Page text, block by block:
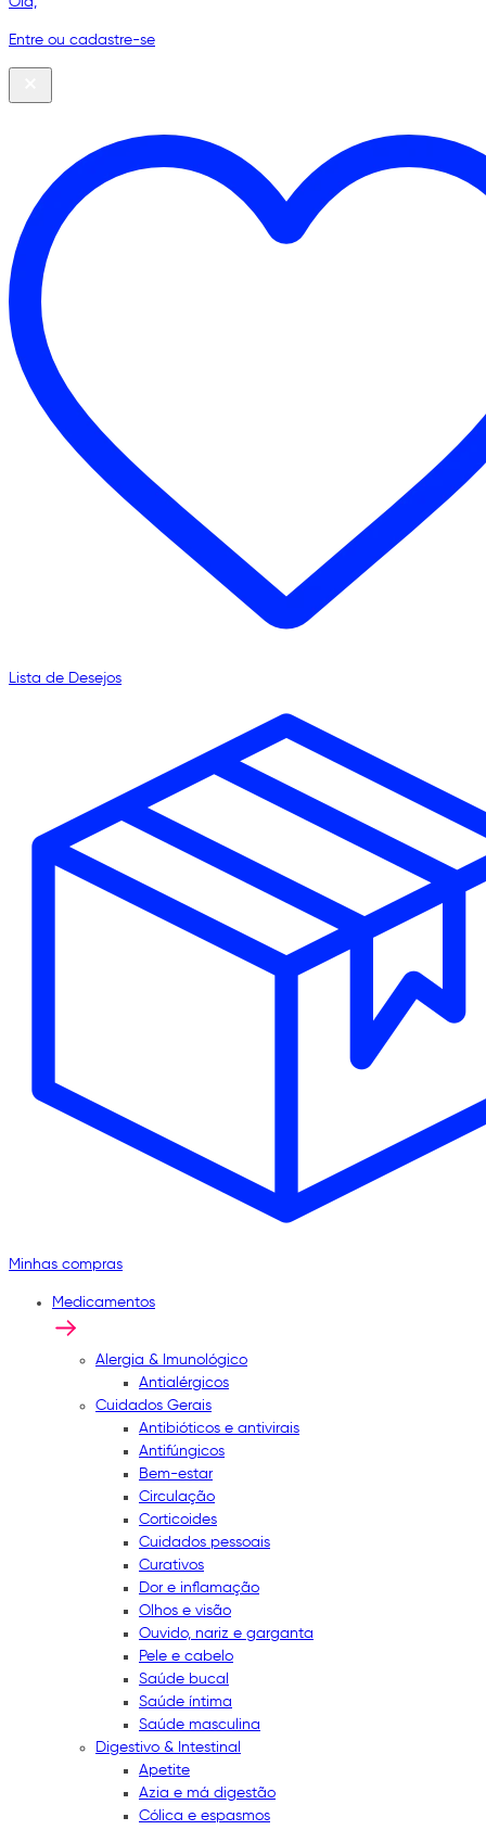
Entre ou cadastre-se
Lista de Desejos
Minhas compras
Medicamentos
Alergia & Imunológico
Antialérgicos
Cuidados Gerais
Antibióticos e antivirais
Antifúngicos
Bem-estar
Circulação
Corticoides
Cuidados pessoais
Curativos
Dor e inflamação
Olhos e visão
Ouvido, nariz e garganta
Pele e cabelo
Saúde bucal
Saúde íntima
Saúde masculina
Digestivo & Intestinal
Apetite
Azia e má digestão
Cólica e espasmos